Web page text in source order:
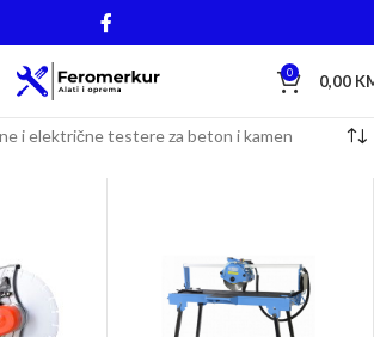
0 0,00
i električne testere za beton i kamen